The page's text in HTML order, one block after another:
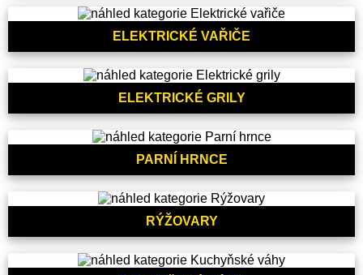
ELEKTRICKÉ VAŘIČE
ELEKTRICKÉ GRILY
PARNÍ HRNCE
RÝŽOVARY